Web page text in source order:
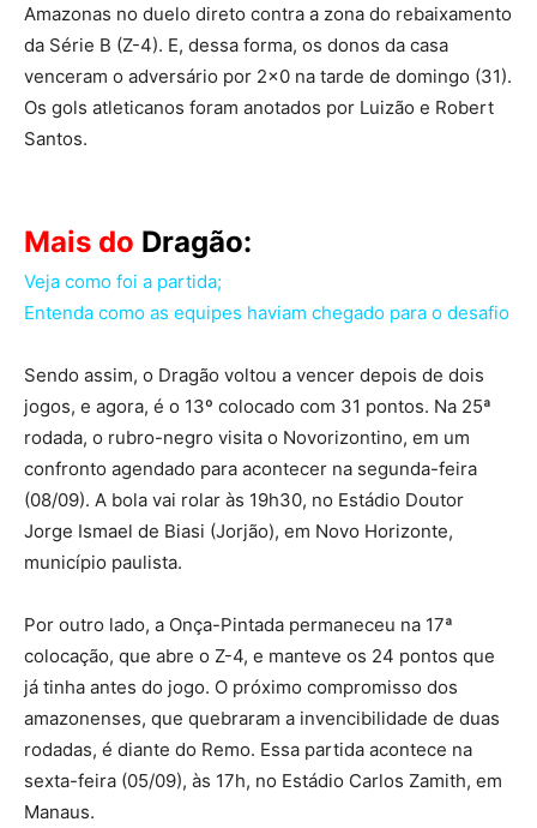
Amazonas no duelo direto contra a zona do rebaixamento
da Série B (Z-4). E, dessa forma, os donos da casa
venceram o adversário por 2×0 na tarde de domingo (31).
Os gols atleticanos foram anotados por Luizão e Robert
Santos.
Mais do Dragão:
Veja como foi a partida;
Entenda como as equipes haviam chegado para o desafio
Sendo assim, o Dragão voltou a vencer depois de dois
jogos, e agora, é o 13º colocado com 31 pontos. Na 25ª
rodada, o rubro-negro visita o Novorizontino, em um
confronto agendado para acontecer na segunda-feira
(08/09). A bola vai rolar às 19h30, no Estádio Doutor
Jorge Ismael de Biasi (Jorjão), em Novo Horizonte,
município paulista.
Por outro lado, a Onça-Pintada permaneceu na 17ª
colocação, que abre o Z-4, e manteve os 24 pontos que
já tinha antes do jogo. O próximo compromisso dos
amazonenses, que quebraram a invencibilidade de duas
rodadas, é diante do Remo. Essa partida acontece na
sexta-feira (05/09), às 17h, no Estádio Carlos Zamith, em
Manaus.